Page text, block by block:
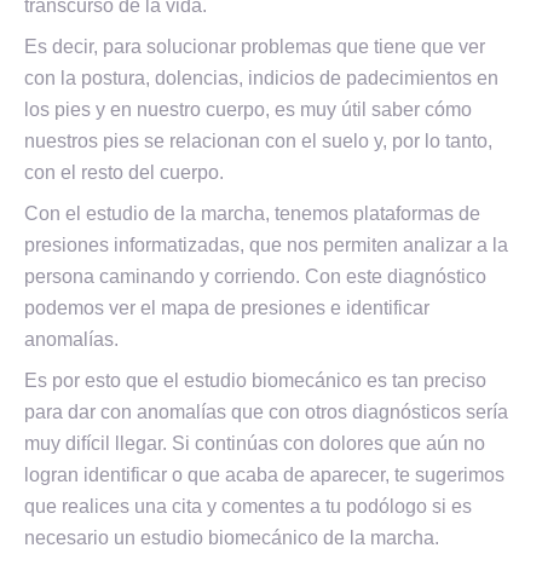
transcurso de la vida.
Es decir, para solucionar problemas que tiene que ver
con la postura, dolencias, indicios de padecimientos en
los pies y en nuestro cuerpo, es muy útil saber cómo
nuestros pies se relacionan con el suelo y, por lo tanto,
con el resto del cuerpo.
Con el estudio de la marcha, tenemos plataformas de
presiones informatizadas, que nos permiten analizar a la
persona caminando y corriendo. Con este diagnóstico
podemos ver el mapa de presiones e identificar
anomalías.
Es por esto que el estudio biomecánico es tan preciso
para dar con anomalías que con otros diagnósticos sería
muy difícil llegar. Si continúas con dolores que aún no
logran identificar o que acaba de aparecer, te sugerimos
que realices una cita y comentes a tu podólogo si es
necesario un estudio biomecánico de la marcha.